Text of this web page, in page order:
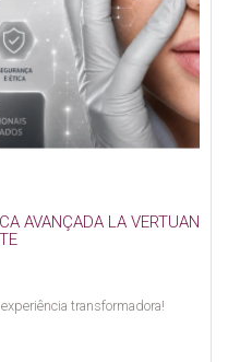
AVANÇADA LA VERTUAN
transformadora!